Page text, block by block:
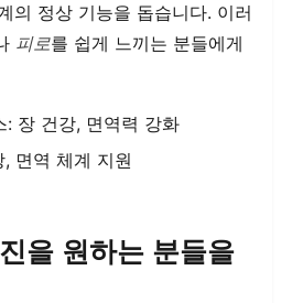
의 정상 기능을 돕습니다. 이러
피로를 쉽게 느끼는 분들에게
: 장 건강, 면역력 강화
면역 체계 지원
을 원하는 분들을